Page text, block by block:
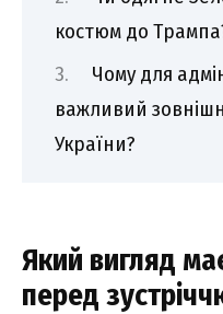
костюм до
Чому для
важливий
України?
Який вигляд
перед